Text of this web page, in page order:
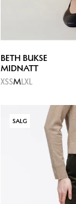
BETH BUKSE
MIDNATT
XSSMLXL
SALG